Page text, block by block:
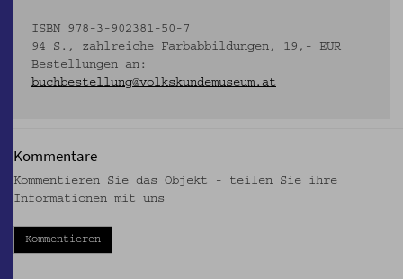
ISBN 978-3-902381-50-7
94 S., zahlreiche Farbabbildungen, 19,- EUR
Bestellungen an:
buchbestellung@volkskundemuseum.at
Kommentare
Kommentieren Sie das Objekt - teilen Sie ihre
Informationen mit uns
Kommentieren